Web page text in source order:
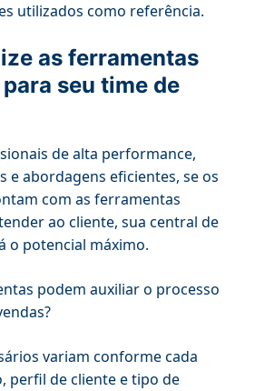
utilizados como referência.
as ferramentas
seu time de
de alta performance,
e abordagens eficientes, se os
com as ferramentas
ao cliente, sua central de
o potencial máximo.
podem auxiliar o processo
variam conforme cada
perfil de cliente e tipo de